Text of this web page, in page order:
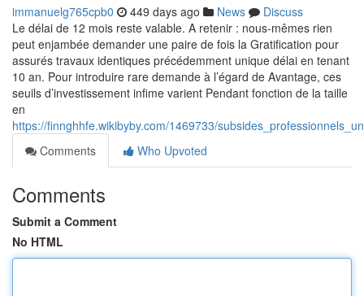
immanuelg765cpb0 449 days ago News
Discuss
Le délai de 12 mois reste valable. A retenir : nous-mêmes rien
peut enjambée demander une paire de fois la Gratification pour
assurés travaux identiques précédemment unique délai en tenant
10 an. Pour introduire rare demande à l’égard de Avantage, ces
seuils d’investissement infime varient Pendant fonction de la taille
en
https://finnghhfe.wikibyby.com/1469733/
Comments
Who Upvoted
Comments
Submit a Comment
No HTML